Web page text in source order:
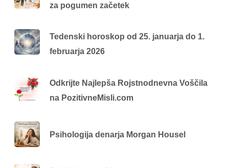
za pogumen začetek
Tedenski horoskop od 25. januarja do 1.
februarja 2026
Odkrijte Najlepša Rojstnodnevna Voščila
na PozitivneMisli.com
Psihologija denarja Morgan Housel